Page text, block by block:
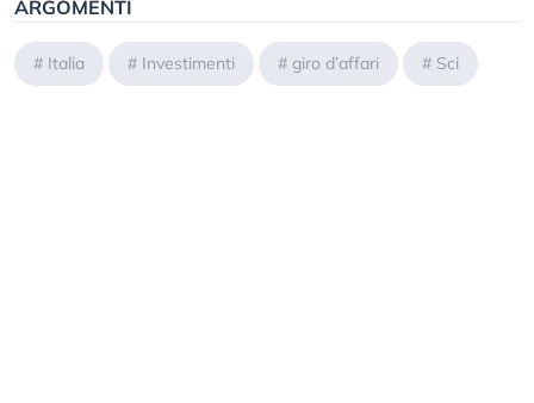
ARGOMENTI
# Italia # Investimenti # giro d’affari # Sci